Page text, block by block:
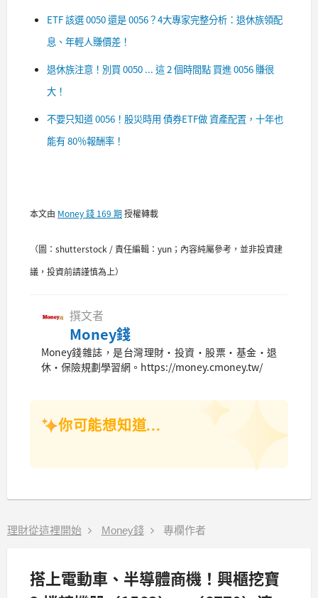
ETF 該選 0050 還是 0056？4大專家完整分析：退休族領配
息、年輕人賺價差！
退休族注意！別買 0050 ... 這 2 個時間點 買進 0056 賺很
大！
不要只知道 0056！股災時用 債券ETF做 資產配置，十年也
能有 80％報酬率！
本文由 Money 錢 169 期授權轉載
（圖：shutterstock / 責任編輯：yun；內容純屬參考，並非投資建
議，投資前請謹慎為上）
撰文者
Money錢
Money錢雜誌，是台灣理財‧投資‧股票‧基金‧退
休‧保險規劃學習網。https://money.cmoney.tw/
你可能想知道...
理財從這裡開始 Money錢 專欄作者
搭上電動車、半導體商機！興櫃挖寶